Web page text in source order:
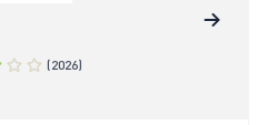
(2026)